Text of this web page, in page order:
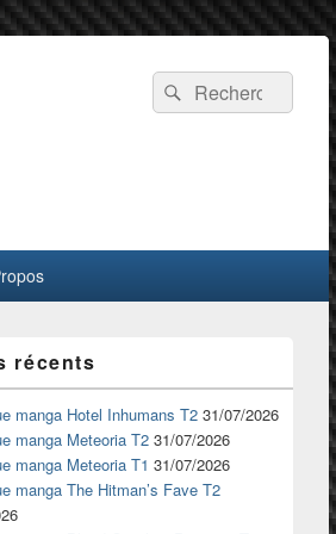
Recherche :
Rechercher
récents
manga Hotel Inhumans T2 31/07/2026
manga Meteoria T2 31/07/2026
manga Meteoria T1 31/07/2026
manga The Hitman’s Fave T2